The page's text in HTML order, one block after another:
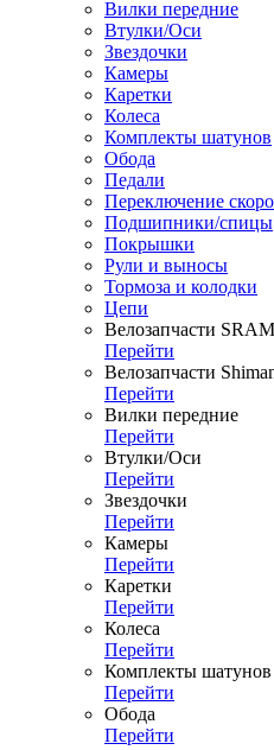
Вилки передние
Втулки/Оси
Звездочки
Камеры
Каретки
Колеса
Комплекты шатунов
Обода
Педали
Переключение
Подшипники/спицы
Покрышки
Рули и выносы
Тормоза и колодки
Цепи
Велозапчасти
Перейти
Велозапчасти
Перейти
Вилки передние
Перейти
Втулки/Оси
Перейти
Звездочки
Перейти
Камеры
Перейти
Каретки
Перейти
Колеса
Перейти
Комплекты шатунов
Перейти
Обода
Перейти